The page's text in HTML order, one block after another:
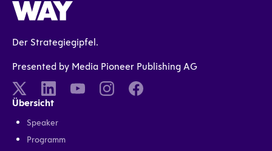
Der Strategiegipfel.
Presented by Media Pioneer Publishing AG
Übersicht
Speaker
Programm